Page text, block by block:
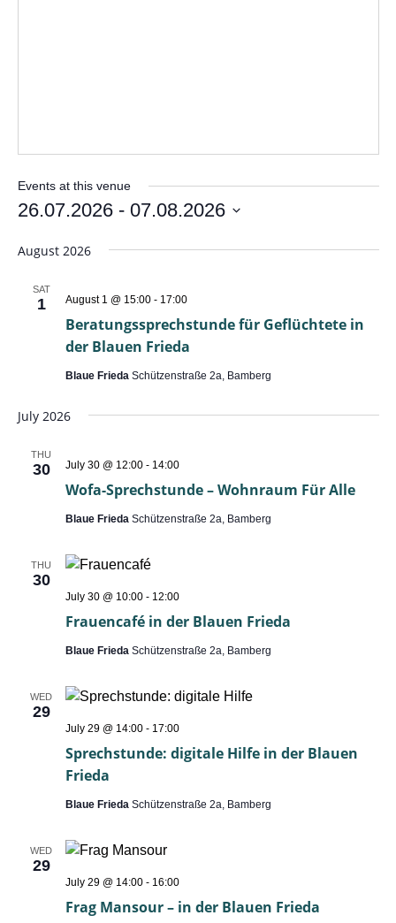
Events at this venue
26.07.2026 - 07.08.2026
date.
August 2026
SAT
1
Beratungssprechstunde für Geflüchtete in
der Blauen Frieda
August 1 @ 15:00- 17:00
Geflüchtete
Blauen
Frieda
Blaue Frieda Schützenstraße 2a, Bamberg
July 2026
THU
30
Wofa-Sprechstunde – Wohnraum Für Alle
July 30 @ 12:00- 14:00
–
Für
Blaue Frieda Schützenstraße 2a, Bamberg
THU
30
Frauencafé in der Blauen Frieda
July 30 @ 10:00- 12:00
der
Frieda
Blaue Frieda Schützenstraße 2a, Bamberg
WED
29
Sprechstunde: digitale Hilfe in der Blauen
Frieda
July 29 @ 14:00- 17:00
Hilfe
Blauen
Frieda
Blaue Frieda Schützenstraße 2a, Bamberg
WED
29
Frag Mansour – in der Blauen Frieda
July 29 @ 14:00- 16:00
–